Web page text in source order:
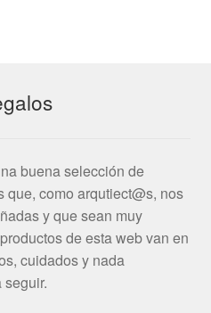
buena selección de
como arqutiect@s, nos
y que sean muy
de esta web van en
cuidados y nada